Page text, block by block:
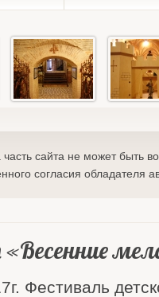
сайта не может быть
согласия обладателя
Фестиваль